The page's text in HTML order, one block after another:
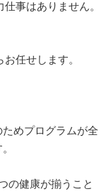
事はありません。
任せします。
めプログラムが全
の健康が揃うこと